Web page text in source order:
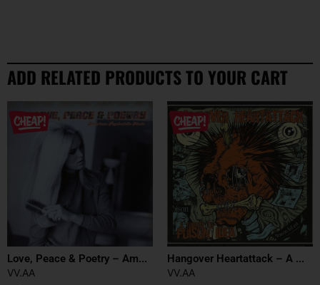
ADD RELATED PRODUCTS TO YOUR CART
Love, Peace & Poetry – Am...
VV.AA
Hangover Heartattack – A ...
VV.AA